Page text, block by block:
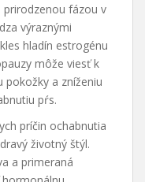
prirodzenou fázou v
výraznými
hladín estrogénu
môže viesť k
a zníženiu
pŕs.
príčin ochabnutia
životný štýl.
a primeraná